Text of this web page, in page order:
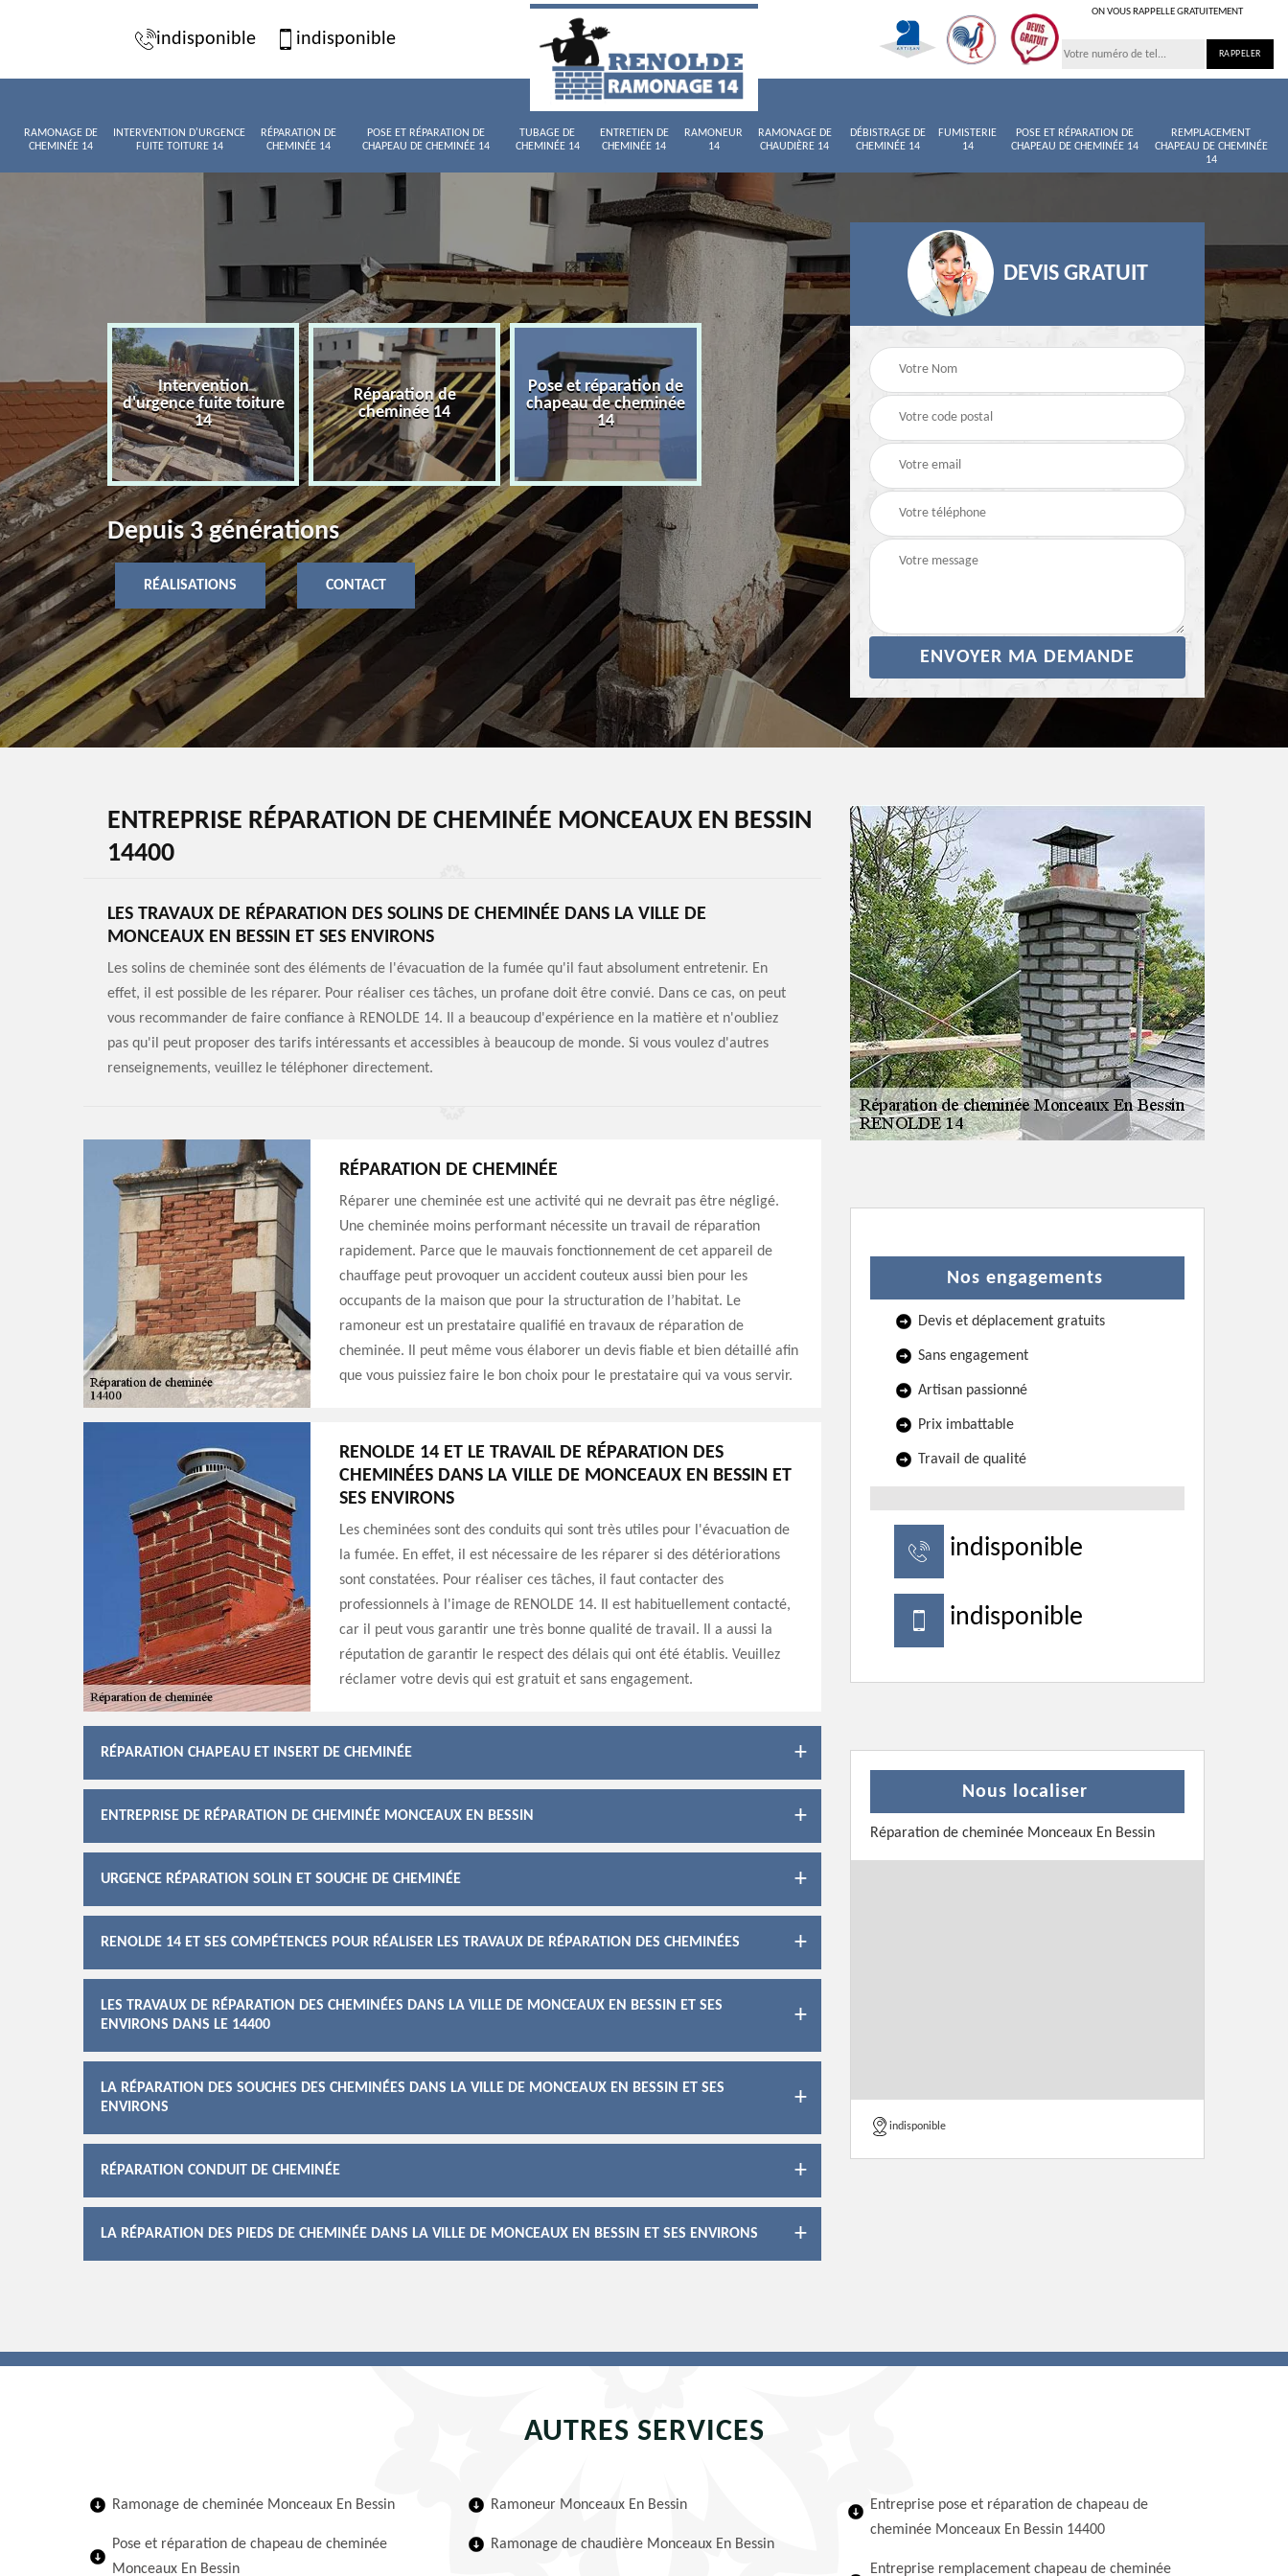
indisponible indisponible
ON VOUS RAPPELLE GRATUITEMENT
RAMONAGE DE
CHEMINÉE 14
INTERVENTION D'URGENCE
FUITE TOITURE 14
RÉPARATION DE
CHEMINÉE 14
POSE ET RÉPARATION DE
CHAPEAU DE CHEMINÉE 14
TUBAGE DE
CHEMINÉE 14
ENTRETIEN DE
CHEMINÉE 14
RAMONEUR
14
RAMONAGE DE
CHAUDIÈRE 14
DÉBISTRAGE DE
CHEMINÉE 14
FUMISTERIE
14
POSE ET RÉPARATION DE
CHAPEAU DE CHEMINÉE 14
REMPLACEMENT
CHAPEAU DE CHEMINÉE
14
de
14
Intervention
d'urgence fuite toiture
14
Réparation de
cheminée 14
Pose et réparation de
chapeau de cheminée
14
Tubage de cheminée
14
Entretien de cheminée
Ramoneur 14
Depuis 3 générations
RÉALISATIONS CONTACT
DEVIS GRATUIT
ENTREPRISE RÉPARATION DE CHEMINÉE MONCEAUX EN BESSIN
14400
LES TRAVAUX DE RÉPARATION DES SOLINS DE CHEMINÉE DANS LA VILLE DE
MONCEAUX EN BESSIN ET SES ENVIRONS
Les solins de cheminée sont des éléments de l'évacuation de la fumée qu'il faut absolument entretenir. En
effet, il est possible de les réparer. Pour réaliser ces tâches, un profane doit être convié. Dans ce cas, on peut
vous recommander de faire confiance à RENOLDE 14. Il a beaucoup d'expérience en la matière et n'oubliez
pas qu'il peut proposer des tarifs intéressants et accessibles à beaucoup de monde. Si vous voulez d'autres
renseignements, veuillez le téléphoner directement.
RÉPARATION DE CHEMINÉE
Réparer une cheminée est une activité qui ne devrait pas être négligé.
Une cheminée moins performant nécessite un travail de réparation
rapidement. Parce que le mauvais fonctionnement de cet appareil de
chauffage peut provoquer un accident couteux aussi bien pour les
occupants de la maison que pour la structuration de l’habitat. Le
ramoneur est un prestataire qualifié en travaux de réparation de
cheminée. Il peut même vous élaborer un devis fiable et bien détaillé afin
que vous puissiez faire le bon choix pour le prestataire qui va vous servir.
RENOLDE 14 ET LE TRAVAIL DE RÉPARATION DES
CHEMINÉES DANS LA VILLE DE MONCEAUX EN BESSIN ET
SES ENVIRONS
Les cheminées sont des conduits qui sont très utiles pour l'évacuation de
la fumée. En effet, il est nécessaire de les réparer si des détériorations
sont constatées. Pour réaliser ces tâches, il faut contacter des
professionnels à l'image de RENOLDE 14. Il est habituellement contacté,
car il peut vous garantir une très bonne qualité de travail. Il a aussi la
réputation de garantir le respect des délais qui ont été établis. Veuillez
réclamer votre devis qui est gratuit et sans engagement.
RÉPARATION CHAPEAU ET INSERT DE CHEMINÉE
ENTREPRISE DE RÉPARATION DE CHEMINÉE MONCEAUX EN BESSIN
URGENCE RÉPARATION SOLIN ET SOUCHE DE CHEMINÉE
RENOLDE 14 ET SES COMPÉTENCES POUR RÉALISER LES TRAVAUX DE RÉPARATION DES CHEMINÉES
LES TRAVAUX DE RÉPARATION DES CHEMINÉES DANS LA VILLE DE MONCEAUX EN BESSIN ET SES
ENVIRONS DANS LE 14400
LA RÉPARATION DES SOUCHES DES CHEMINÉES DANS LA VILLE DE MONCEAUX EN BESSIN ET SES
ENVIRONS
RÉPARATION CONDUIT DE CHEMINÉE
LA RÉPARATION DES PIEDS DE CHEMINÉE DANS LA VILLE DE MONCEAUX EN BESSIN ET SES ENVIRONS
Nos engagements
Devis et déplacement gratuits
Sans engagement
Artisan passionné
Prix imbattable
Travail de qualité
indisponible
indisponible
Nous localiser
Réparation de cheminée Monceaux En Bessin
indisponible
AUTRES SERVICES
Ramonage de cheminée Monceaux En Bessin
Pose et réparation de chapeau de cheminée
Monceaux En Bessin
Ramoneur Monceaux En Bessin
Ramonage de chaudière Monceaux En Bessin
Entreprise pose et réparation de chapeau de
cheminée Monceaux En Bessin 14400
Entreprise remplacement chapeau de cheminée